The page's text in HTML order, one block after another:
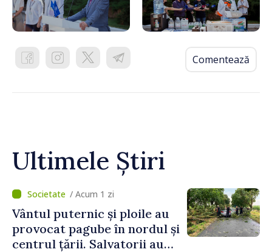
Comentează
Ultimele Știri
/ Acum 1 zi
Vântul puternic și ploile au
provocat pagube în nordul și
centrul țării. Salvatorii au